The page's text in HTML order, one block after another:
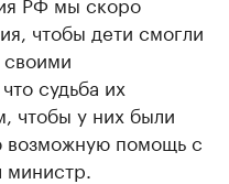
чтобы дети смогли
судьба их
чтобы у них были
помощь с